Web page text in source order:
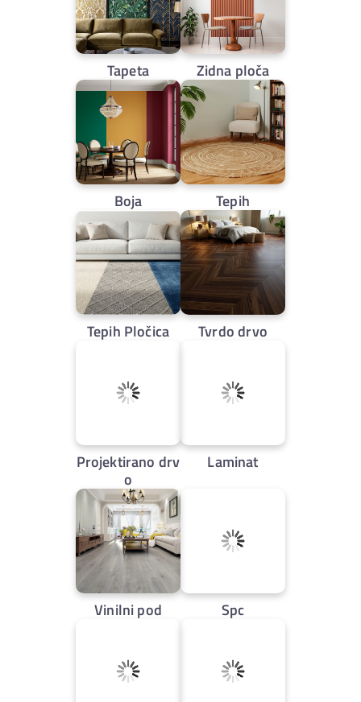
Tapeta Zidna ploča
Boja Tepih
Tepih Pločica Tvrdo drvo
Projektirano drv
o
Laminat
Vinilni pod Spc